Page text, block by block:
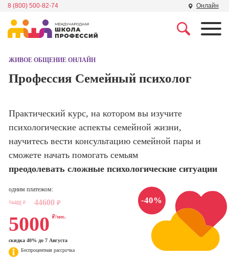
8 (800) 500-82-74 Онлайн
Школа дизайна
программирования
Школа психологии
Школа актерского
Школа бизнеса и
управления
Фотошкола
поисковой
продвижение
сайтов)
Профессия
Менеджер по
маркетингу в
социальных
сетях (SMM-
менеджер)
Профессия
ЖИВОЕ ОБЩЕНИЕ ОНЛАЙН
Профессия Семейный психолог
Практический курс, на котором вы изучите
психологические аспекты семейной жизни,
научитесь вести консультацию семейной пары и
сможете начать помогать семьям
преодолевать сложные психологические ситуации
-40%
одним платежом:
74400 ₽ 44600 ₽
5000 ₽/мес.
скидка 40% до 7 Августа
Беспроцентная рассрочка